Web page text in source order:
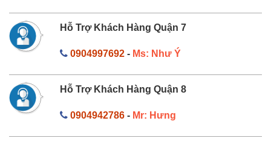
Hỗ Trợ Khách Hàng Quận 7
0904997692- Ms: Như Ý
Hỗ Trợ Khách Hàng Quận 8
0904942786- Mr: Hưng